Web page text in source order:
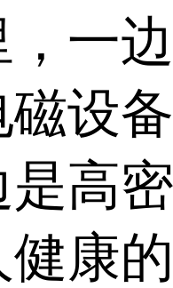
一
设
高
康